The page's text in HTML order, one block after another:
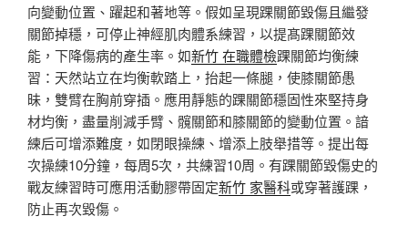
向變動位置、躍起和著地等。假如呈現踝關節毀傷且繼發
關節掉穩，可停止神經肌肉體系練習，以提髙踝關節效
能，下降傷病的產生率。如新竹 在職體檢踝關節均衡練
習：天然站立在均衡軟踏上，抬起一條腿，使膝關節愚
昧，雙臂在胸前穿插。應用靜態的踝關節穩固性來堅持身
材均衡，盡量削減手臂、髖關節和膝關節的變動位置。諳
練后可增添難度，如閉眼操練、增添上肢舉措等。提出每
次操練10分鐘，每周5次，共練習10周。有踝關節毀傷史的
戰友練習時可應用活動膠帶固定新竹 家醫科或穿著護踝，
防止再次毀傷。